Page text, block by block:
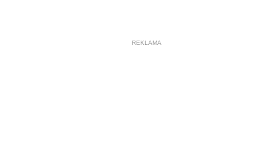
REKLAMA